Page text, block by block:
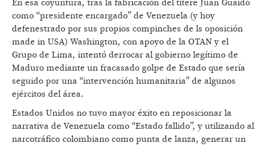
En esa coyuntura, tras la fabricación del títere Juan Guaidó
como “presidente encargado” de Venezuela (y hoy
defenestrado por sus propios compinches de ls oposición
made in USA) Wa­shington, con apoyo de la OTAN y el
Grupo de Lima, intentó derrocar al gobierno legítimo de
Maduro mediante un fracasado golpe de Estado que sería
seguido por una “intervención humanitaria” de algunos
ejércitos del área.
Estados Unidos no tuvo mayor éxito en reposicionar la
narrativa de Venezuela como “Estado fallido”, y utilizando al
narcotráfico colombiano como punta de lanza, generar un